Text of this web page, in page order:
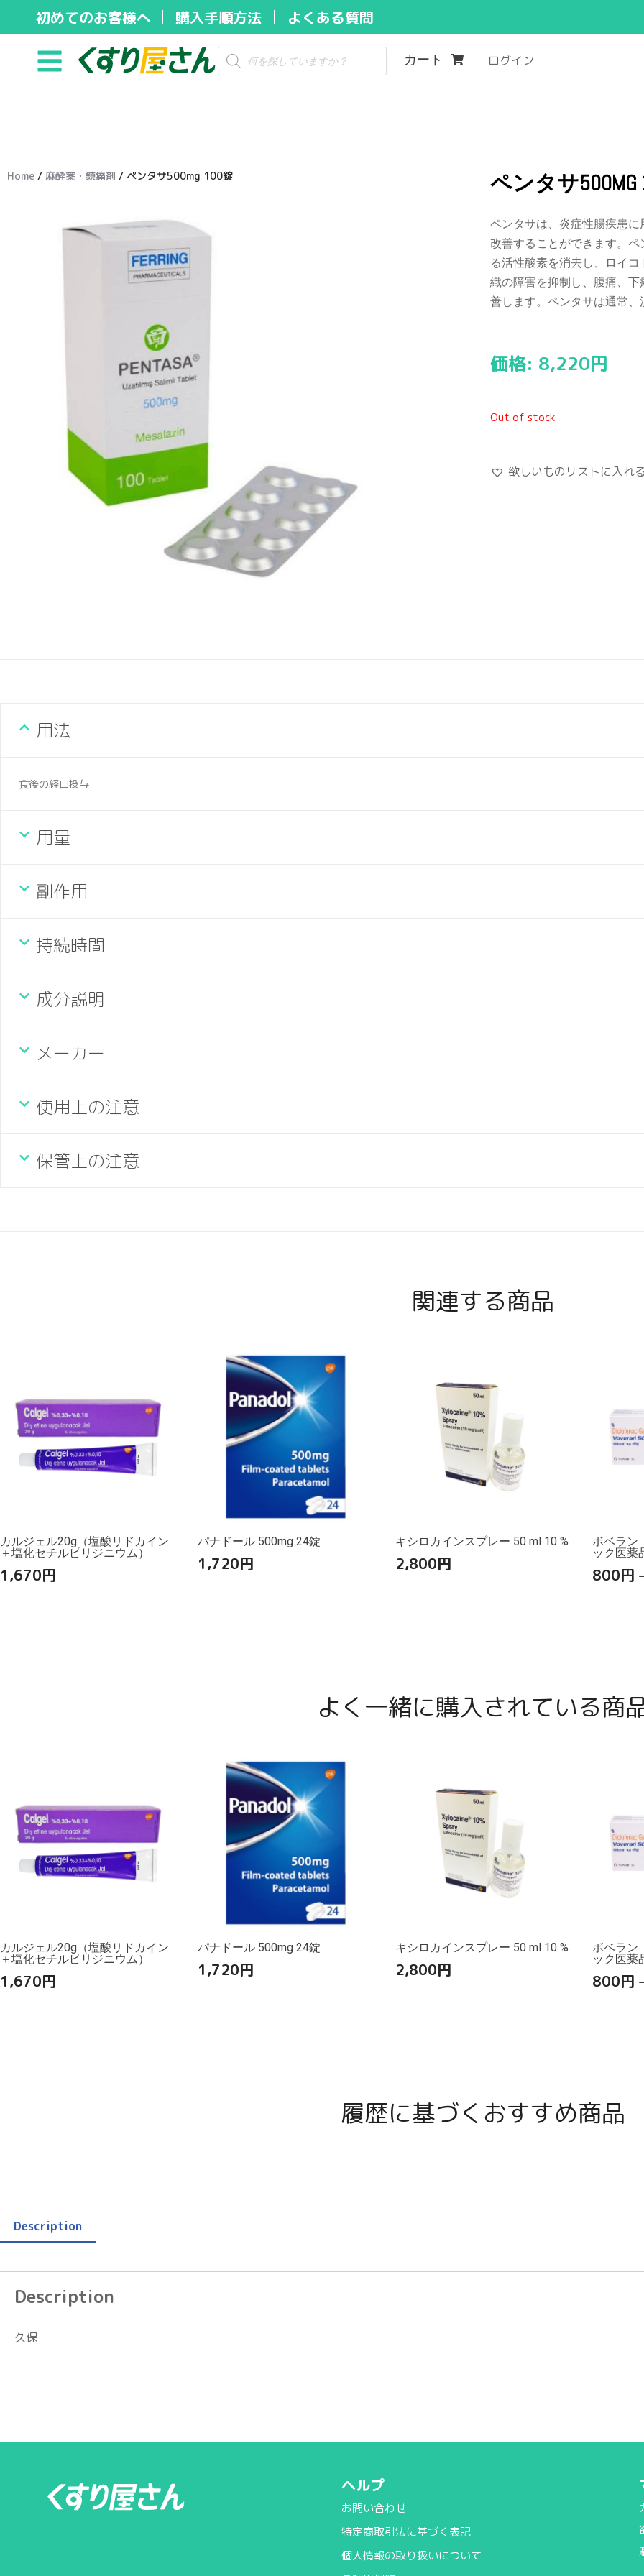
キ
初めてのお客様へ 購入手順方法 よくある質問
カート ログイン
Home / 麻酔薬・鎮痛剤 / ペンタサ500mg 100錠 ペンタサ500MG
ペンタサは、炎症性腸疾患
改善することができます。
る活性酸素を消去し、ロイ
織の障害を抑制し、腹痛、
善します。ペンタサは通常
価格: 8,220円
Out of stock
欲しいものリストに入れ
用法
食後の経口投与
用量
副作用
持続時間
成分説明
メーカー
使用上の注意
保管上の注意
関連する商品
カルジェル20g（塩酸リドカイン
＋塩化セチルピリジニウム）
1,670円
パナドール 500mg 24錠
1,720円
キシロカインスプレー 50 ml 10 %
2,800円
ボベラン
ック医薬
800円
よく一緒に購入されている商
カルジェル20g（塩酸リドカイン
＋塩化セチルピリジニウム）
1,670円
パナドール 500mg 24錠
1,720円
キシロカインスプレー 50 ml 10 %
2,800円
ボベラン
ック医薬
800円
履歴に基づくおすすめ商品
Description
Description
久保
ヘルプ
お問い合わせ
特定商取引法に基づく表記
個人情報の取り扱いについて